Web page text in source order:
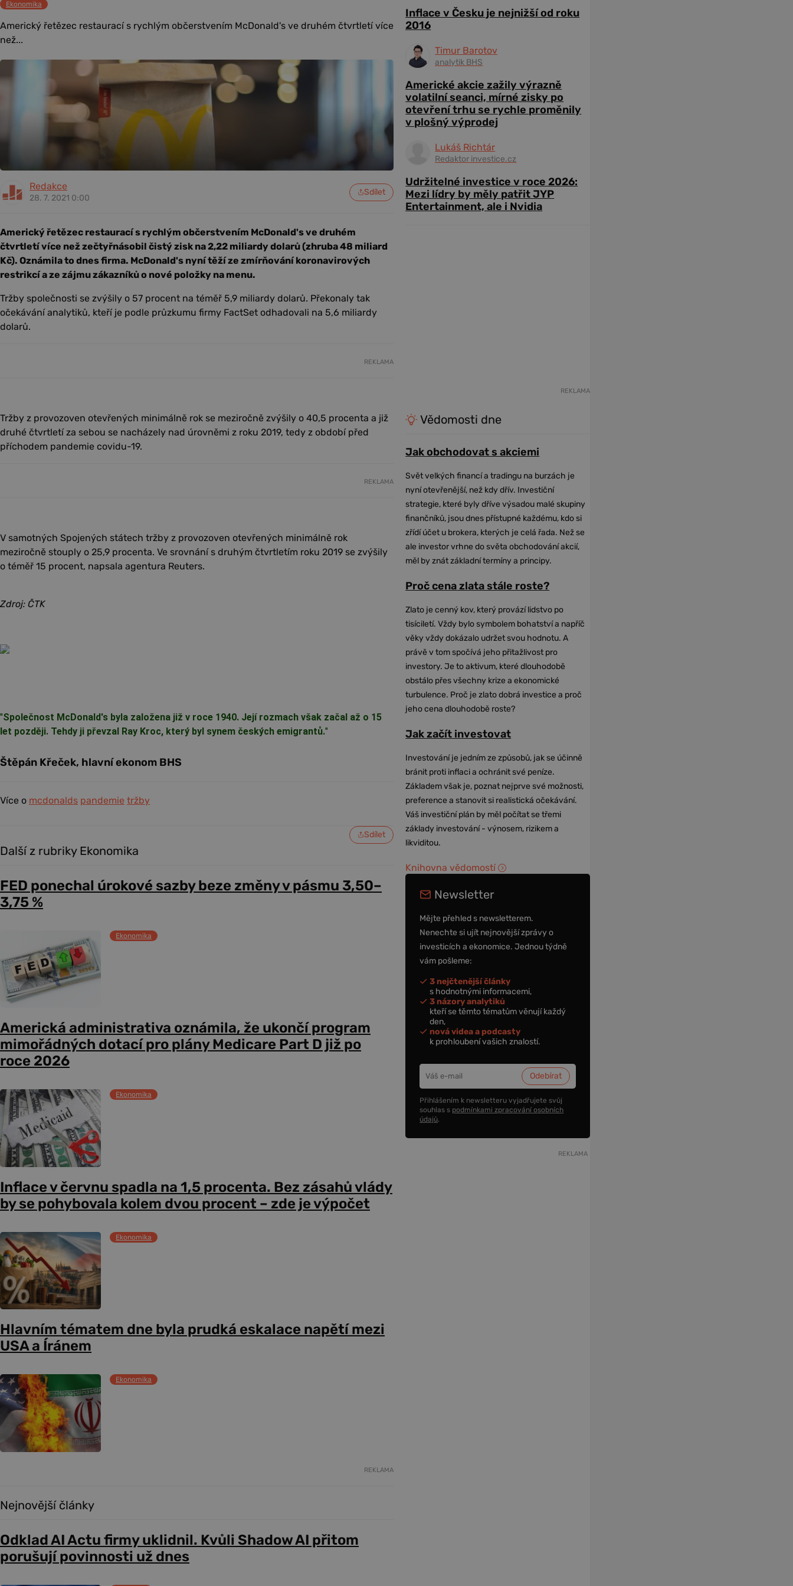
Ekonomika
Americký řetězec restaurací s rychlým občerstvením McDonald's ve druhém čtvrtletí více
než...
Redakce
28. 7. 2021 0:00
Sdílet
Americký řetězec restaurací s rychlým občerstvením McDonald's ve druhém
čtvrtletí více než zečtyřnásobil čistý zisk na 2,22 miliardy dolarů (zhruba 48 miliard
Kč). Oznámila to dnes firma. McDonald's nyní těží ze zmírňování koronavirových
restrikcí a ze zájmu zákazníků o nové položky na menu.
Tržby společnosti se zvýšily o 57 procent na téměř 5,9 miliardy dolarů. Překonaly tak
očekávání analytiků, kteří je podle průzkumu firmy FactSet odhadovali na 5,6 miliardy
dolarů.
REKLAMA
Tržby z provozoven otevřených minimálně rok se meziročně zvýšily o 40,5 procenta a již
druhé čtvrtletí za sebou se nacházely nad úrovněmi z roku 2019, tedy z období před
příchodem pandemie covidu-19.
REKLAMA
V samotných Spojených státech tržby z provozoven otevřených minimálně rok
meziročně stouply o 25,9 procenta. Ve srovnání s druhým čtvrtletím roku 2019 se zvýšily
o téměř 15 procent, napsala agentura Reuters.
Zdroj: ČTK
"Společnost McDonald's byla založena již v roce 1940. Její rozmach však začal až o 15
let později. Tehdy ji převzal Ray Kroc, který byl synem českých emigrantů."
Štěpán Křeček, hlavní ekonom BHS
Více o mcdonalds pandemie tržby
Sdílet
Další z rubriky Ekonomika
FED ponechal úrokové sazby beze změny v pásmu 3,50–
3,75 %
Ekonomika
Americká administrativa oznámila, že ukončí program
mimořádných dotací pro plány Medicare Part D již po
roce 2026
Ekonomika
Inflace v červnu spadla na 1,5 procenta. Bez zásahů vlády
by se pohybovala kolem dvou procent – zde je výpočet
Ekonomika
Hlavním tématem dne byla prudká eskalace napětí mezi
USA a Íránem
Ekonomika
REKLAMA
Nejnovější články
Odklad AI Actu firmy uklidnil. Kvůli Shadow AI přitom
porušují povinnosti už dnes
Inflace v Česku je nejnižší od roku
2016
Timur Barotov
analytik BHS
Americké akcie zažily výrazně
volatilní seanci, mírné zisky po
otevření trhu se rychle proměnily
v plošný výprodej
Lukáš Richtár
Redaktor investice.cz
Udržitelné investice v roce 2026:
Mezi lídry by měly patřit JYP
Entertainment, ale i Nvidia
REKLAMA
Vědomosti dne
Jak obchodovat s akciemi
Svět velkých financí a tradingu na burzách je
nyní otevřenější, než kdy dřív. Investiční
strategie, které byly dříve výsadou malé skupiny
finančníků, jsou dnes přístupné každému, kdo si
zřídí účet u brokera, kterých je celá řada. Než se
ale investor vrhne do světa obchodování akcií,
měl by znát základní termíny a principy.
Proč cena zlata stále roste?
Zlato je cenný kov, který provází lidstvo po
tisíciletí. Vždy bylo symbolem bohatství a napříč
věky vždy dokázalo udržet svou hodnotu. A
právě v tom spočívá jeho přitažlivost pro
investory. Je to aktivum, které dlouhodobě
obstálo přes všechny krize a ekonomické
turbulence. Proč je zlato dobrá investice a proč
jeho cena dlouhodobě roste?
Jak začít investovat
Investování je jedním ze způsobů, jak se účinně
bránit proti inflaci a ochránit své peníze.
Základem však je, poznat nejprve své možnosti,
preference a stanovit si realistická očekávání.
Váš investiční plán by měl počítat se třemi
základy investování - výnosem, rizikem a
likviditou.
Knihovna vědomostí
Newsletter
Mějte přehled s newsletterem.
Nenechte si ujít nejnovější zprávy o
investicích a ekonomice. Jednou týdně
vám pošleme:
3 nejčtenější články
s hodnotnými informacemi,
3 názory analytiků
kteří se těmto tématům věnují každý
den,
nová videa a podcasty
k prohloubení vašich znalostí.
Přihlášením k newsletteru vyjadřujete svůj
souhlas s podmínkami zpracování osobních
údajů.
REKLAMA